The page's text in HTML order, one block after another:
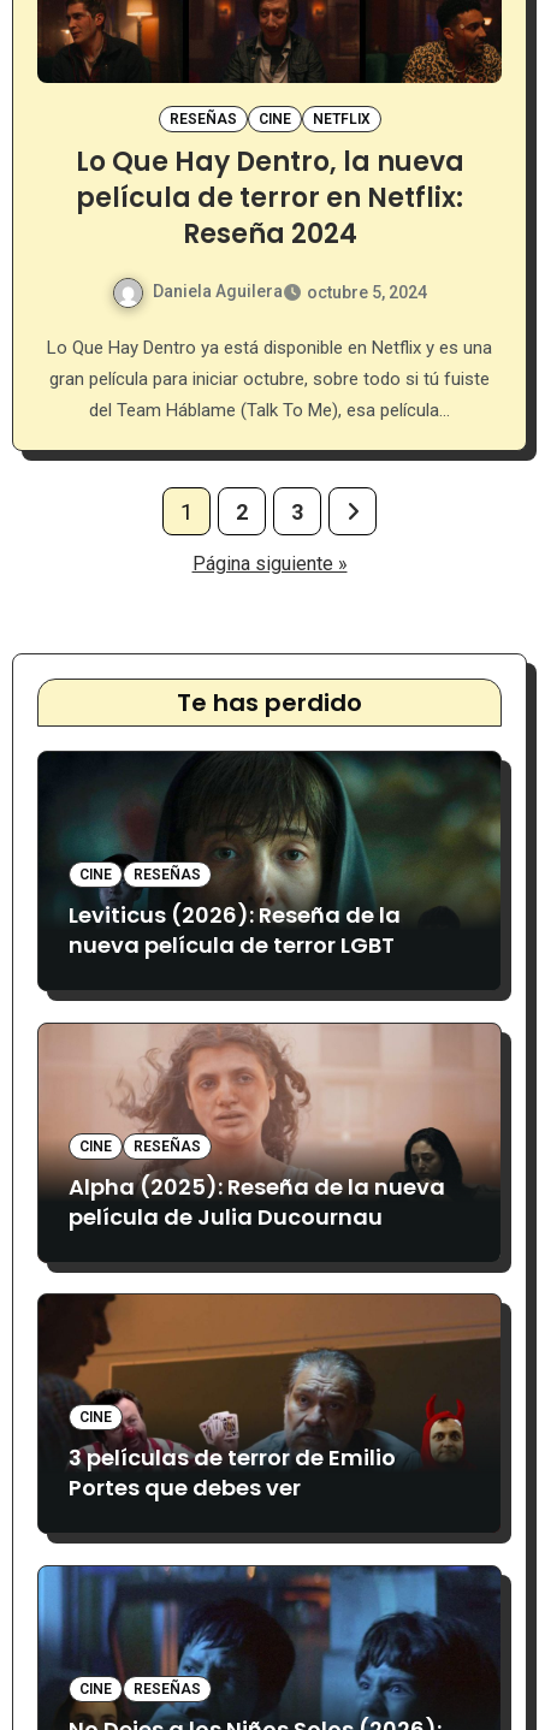
RESEÑAS CINE NETFLIX
Lo Que Hay Dentro, la nueva
película de terror en Netflix:
Reseña 2024
Daniela Aguilera octubre 5, 2024
Lo Que Hay Dentro ya está disponible en Netflix y es una
gran película para iniciar octubre, sobre todo si tú fuiste
del Team Háblame (Talk To Me), esa película…
Paginación
1 2 3
Página siguiente »
Te has perdido
CINE RESEÑAS
Leviticus (2026): Reseña de la
nueva película de terror LGBT
CINE RESEÑAS
Alpha (2025): Reseña de la nueva
película de Julia Ducournau
CINE
3 películas de terror de Emilio
Portes que debes ver
CINE RESEÑAS